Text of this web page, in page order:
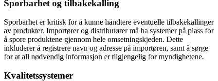
Sporbarhet og tilbakekalling
Sporbarhet er kritisk for å kunne håndtere eventuelle tilbakekallinger
av produkter. Importører og distributører må ha systemer på plass for
å spore produktene gjennom hele omsetningskjeden. Dette
inkluderer å registrere navn og adresse på importøren, samt å sørge
for at all nødvendig informasjon er tilgjengelig for myndighetene.
Kvalitetssystemer